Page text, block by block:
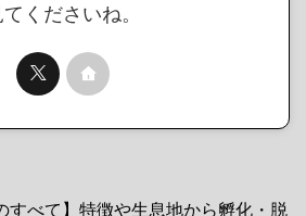
てくださいね。
すべて】特徴や生息地から孵化・脱